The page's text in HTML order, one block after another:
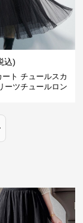
込)
ト チュールスカ
ーツチュールロン